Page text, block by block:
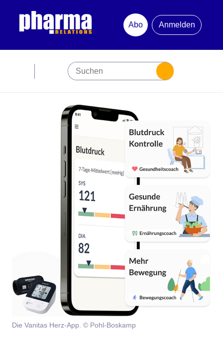
Abo
Anmelden
Premiumpartner
Branche
Studien
Digital Health
Aktuelle Ausgabe
Ausgabenarchiv
Abonnement
Kontakt
Team
Werben
Die Vanitas Herz-App. © Pohl-Boskamp